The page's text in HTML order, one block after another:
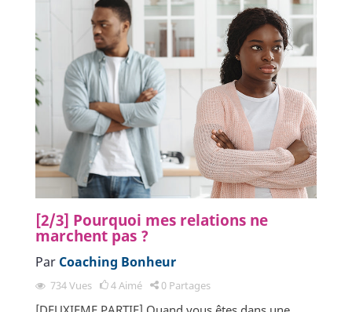
[2/3] Pourquoi mes relations ne
marchent pas ?
Par Coaching Bonheur
734Vues 4Aimé 0 Partages